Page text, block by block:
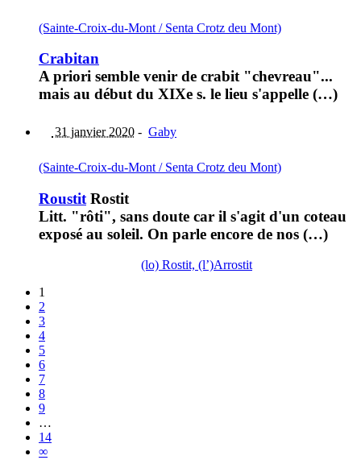
(Sainte-Croix-du-Mont / Senta Crotz deu Mont)
Crabitan
A priori semble venir de crabit "chevreau"...
mais au début du XIXe s. le lieu s'appelle (…)
31 janvier 2020 - Gaby
(Sainte-Croix-du-Mont / Senta Crotz deu Mont)
Roustit Rostit
Litt. "rôti", sans doute car il s'agit d'un coteau
exposé au soleil. On parle encore de nos (…)
(lo) Rostit, (l’)Arrostit
1
2
3
4
5
6
7
8
9
…
14
∞